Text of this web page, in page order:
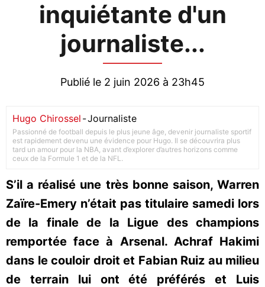
inquiétante d'un
journaliste...
Publié le 2 juin 2026 à 23h45
Hugo Chirossel -Journaliste
Passionné de football depuis le plus jeune âge, devenir journaliste sportif
est rapidement devenu une évidence pour Hugo. Il se découvrira plus
tard un amour pour la NBA, avant d’explorer d’autres horizons comme
ceux de la Formule 1 et de la NFL.
S’il a réalisé une très bonne saison, Warren
Zaïre-Emery n’était pas titulaire samedi lors
de la finale de la Ligue des champions
remportée face à Arsenal. Achraf Hakimi
dans le couloir droit et Fabian Ruiz au milieu
de terrain lui ont été préférés et Luis